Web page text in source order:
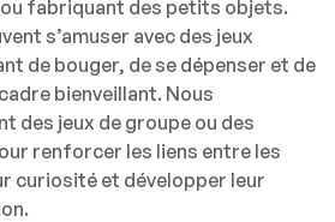
fabriquant des petits objets.
s’amuser avec des jeux
de bouger, de se dépenser et de
bienveillant. Nous
des jeux de groupe ou des
renforcer les liens entre les
curiosité et développer leur